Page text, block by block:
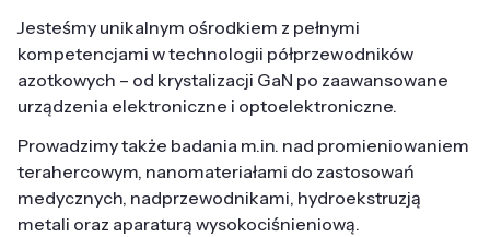
Jesteśmy unikalnym ośrodkiem z pełnymi
kompetencjami w technologii półprzewodników
azotkowych – od krystalizacji GaN po zaawansowane
urządzenia elektroniczne i optoelektroniczne.
Prowadzimy także badania m.in. nad promieniowaniem
terahercowym, nanomateriałami do zastosowań
medycznych, nadprzewodnikami, hydroekstruzją
metali oraz aparaturą wysokociśnieniową.